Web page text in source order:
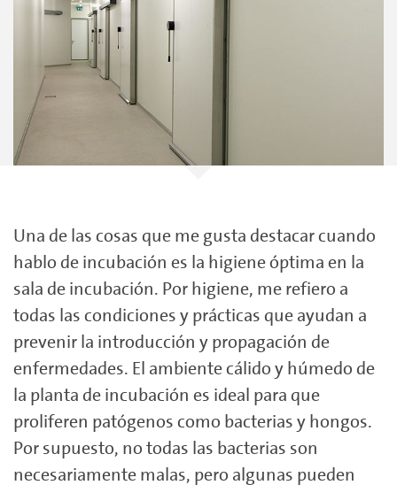
Una de las cosas que me gusta destacar cuando
hablo de incubación es la higiene óptima en la
sala de incubación. Por higiene, me refiero a
todas las condiciones y prácticas que ayudan a
prevenir la introducción y propagación de
enfermedades. El ambiente cálido y húmedo de
la planta de incubación es ideal para que
proliferen patógenos como bacterias y hongos.
Por supuesto, no todas las bacterias son
necesariamente malas, pero algunas pueden